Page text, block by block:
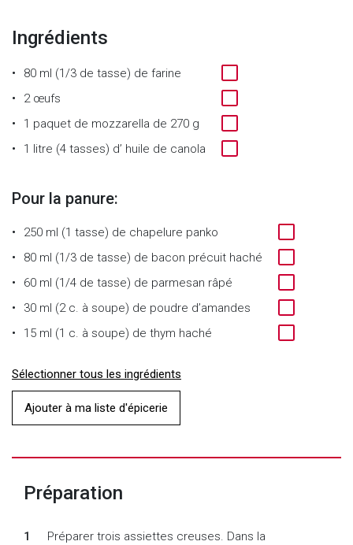
Ingrédients
80 ml (1/3 de tasse) de farine
2 œufs
1 paquet de mozzarella de 270 g
1 litre (4 tasses) d’ huile de canola
Pour la panure:
250 ml (1 tasse) de chapelure panko
80 ml (1/3 de tasse) de bacon précuit haché
60 ml (1/4 de tasse) de parmesan râpé
30 ml (2 c. à soupe) de poudre d’amandes
15 ml (1 c. à soupe) de thym haché
Sélectionner tous les ingrédients
Ajouter à ma liste d'épicerie
Préparation
Préparer trois assiettes creuses. Dans la